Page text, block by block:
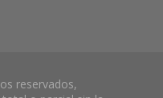
reservados,